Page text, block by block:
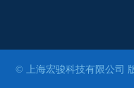
© 上海宏骏科技有限公司